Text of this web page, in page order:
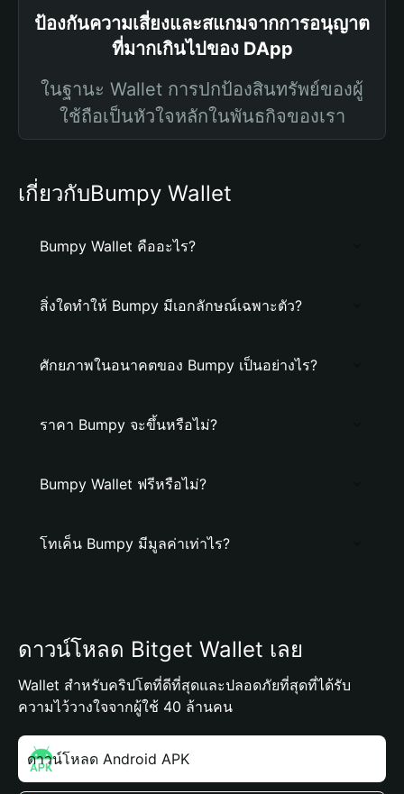
ป้องกันความเสี่ยงและสแกมจากการอนุญาต
ที่มากเกินไปของ DApp
ในฐานะ Wallet การปกป้องสินทรัพย์ของผู้
ใช้ถือเป็นหัวใจหลักในพันธกิจของเรา
เกี่ยวกับBumpy Wallet
Bumpy Wallet คืออะไร?
สิ่งใดทำให้ Bumpy มีเอกลักษณ์เฉพาะตัว?
ศักยภาพในอนาคตของ Bumpy เป็นอย่างไร?
ราคา Bumpy จะขึ้นหรือไม่?
Bumpy Wallet ฟรีหรือไม่?
โทเค็น Bumpy มีมูลค่าเท่าไร?
ดาวน์โหลด Bitget Wallet เลย
Wallet สำหรับคริปโตที่ดีที่สุดและปลอดภัยที่สุดที่ได้รับ
ความไว้วางใจจากผู้ใช้ 40 ล้านคน
ดาวน์โหลด Android APK